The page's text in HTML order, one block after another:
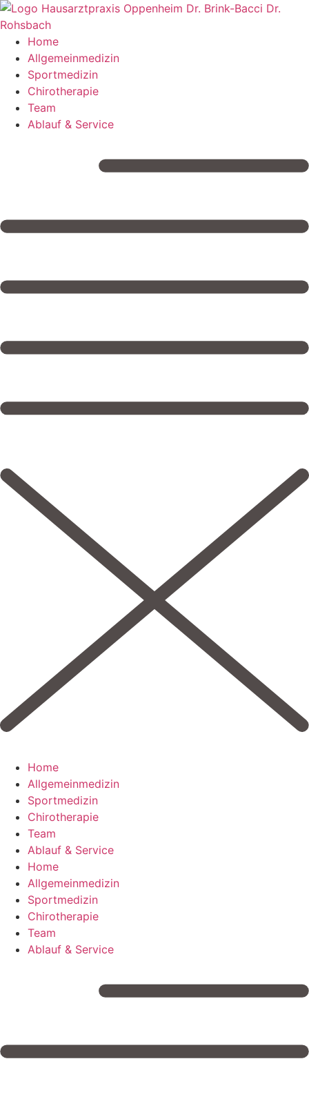
Zum
Inhalt
springenHome
Allgemeinmedizin
Sportmedizin
Chirotherapie
Team
Ablauf & Service
Home
Allgemeinmedizin
Sportmedizin
Chirotherapie
Team
Ablauf & Service
Home
Allgemeinmedizin
Sportmedizin
Chirotherapie
Team
Ablauf & Service